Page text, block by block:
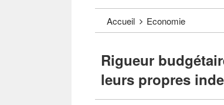
Accueil Economie
Rigueur
leurs propres